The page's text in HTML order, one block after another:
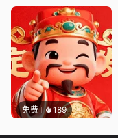
免费 189